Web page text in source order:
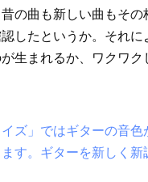
の曲も新しい曲もその
したというか。それに
生まれるか、ワクワク
ズ」ではギターの音色
す。ギターを新しく新